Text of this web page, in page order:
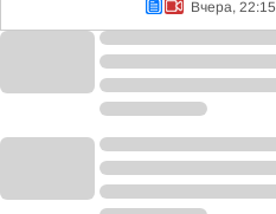
Вчера, 22:15